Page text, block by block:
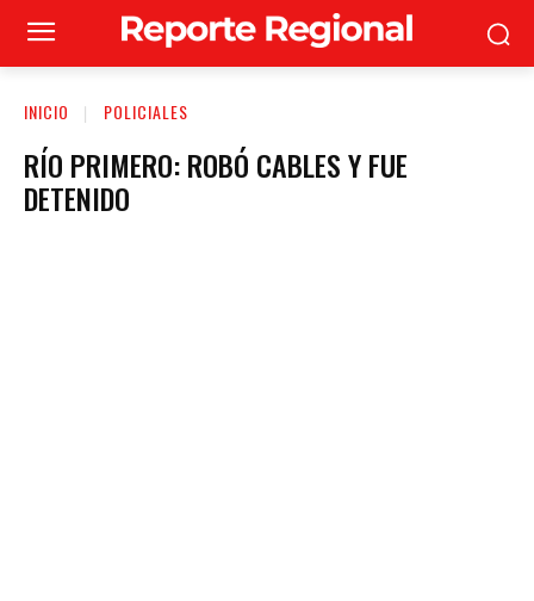
INICIO POLICIALES
RÍO PRIMERO: ROBÓ CABLES Y FUE
DETENIDO